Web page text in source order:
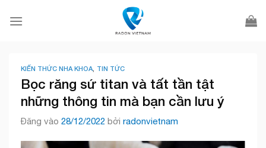
qua
KIẾN THỨC NHA KHOA TIN TỨC
Bọc răng sứ titan và tất tần tật
những thông tin mà bạn cần lưu ý
Đăng vào 28/12/2022 bởi radonvietnam